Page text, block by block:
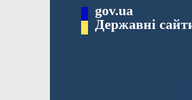
Перейти gov.ua
Державні